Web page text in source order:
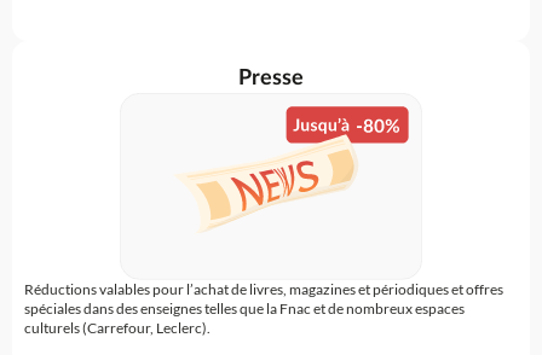
Presse
Réductions valables pour l’achat de livres, magazines et périodiques et offres
spéciales dans des enseignes telles que la Fnac et de nombreux espaces
culturels (Carrefour, Leclerc).